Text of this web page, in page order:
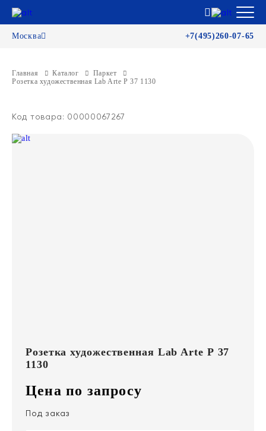
Москва +7(495)260-07-65
Главная Каталог
Паркет
Розетка художественная Lab Arte Р 37 1130
Код товара: 00000067267
Розетка художественная Lab Arte Р 37
1130
Цена по запросу
Под заказ